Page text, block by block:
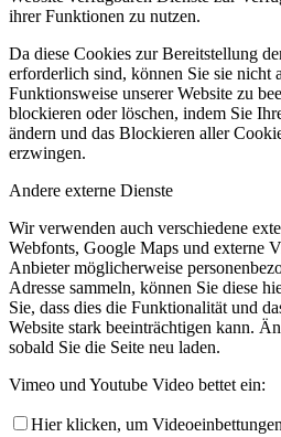
ihrer Funktionen zu nutzen.
Da diese Cookies zur Bereitstellung
erforderlich sind, können Sie sie nicht
Funktionsweise unserer Website zu
blockieren oder löschen, indem Sie
ändern und das Blockieren aller
erzwingen.
Andere externe Dienste
Wir verwenden auch verschiedene
Webfonts, Google Maps und externe
Anbieter möglicherweise
Adresse sammeln, können Sie diese
Sie, dass dies die Funktionalität und
Website stark beeinträchtigen kann.
sobald Sie die Seite neu laden.
Vimeo und Youtube Video bettet ein:
Hier klicken, um